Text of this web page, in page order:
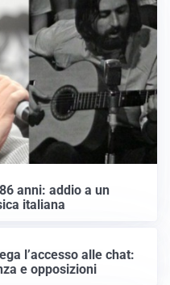
anni: addio a un
italiana
l’accesso alle chat:
e opposizioni